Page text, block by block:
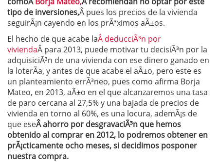
tipo de inversiones,Â pues los precios de la vivienda
seguirÃ¡n cayendo en los prÃ³ximos aÃ±os.
El hecho de que acabe laÂ deducciÃ³n por
viviendaÂ para 2013, puede motivar tu decisiÃ³n por la
adquisiciÃ³n de una vivienda con ese dinero ganado en
la loterÃ­a, y antes de que acabe el aÃ±o, pero este es
un planteamiento errÃ³neo, pues como afirma Borja
Mateo, en 2013, aÃ±o en el que alcanzaremos una tasa
de paro cercana al 27,5% y una bajada de precios de
vivienda en torno al 60%, es una locura, ademÃ¡s de
que eseÂahorro por desgravaciÃ³n que hemos
obtenido al comprar en 2012, lo podremos obtener en
prÃ¡cticamente ocho meses, si decidimos posponer
nuestra compra.